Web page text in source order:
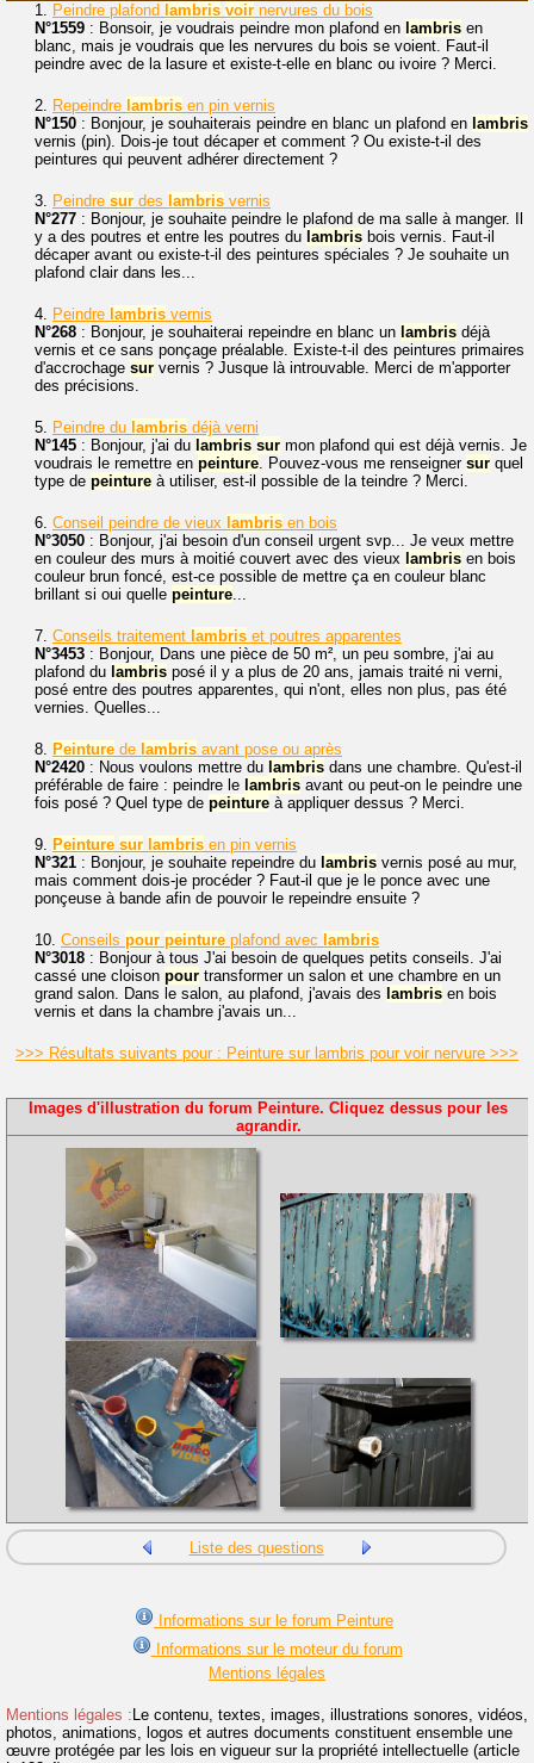
1. Peindre plafond lambris voir nervures du bois
N°1559 : Bonsoir, je voudrais peindre mon plafond en lambris en
blanc, mais je voudrais que les nervures du bois se voient. Faut-il
peindre avec de la lasure et existe-t-elle en blanc ou ivoire ? Merci.
2. Repeindre lambris en pin vernis
N°150 : Bonjour, je souhaiterais peindre en blanc un plafond en lambris
vernis (pin). Dois-je tout décaper et comment ? Ou existe-t-il des
peintures qui peuvent adhérer directement ?
3. Peindre sur des lambris vernis
N°277 : Bonjour, je souhaite peindre le plafond de ma salle à manger. Il
y a des poutres et entre les poutres du lambris bois vernis. Faut-il
décaper avant ou existe-t-il des peintures spéciales ? Je souhaite un
plafond clair dans les...
4. Peindre lambris vernis
N°268 : Bonjour, je souhaiterai repeindre en blanc un lambris déjà
vernis et ce sans ponçage préalable. Existe-t-il des peintures primaires
d'accrochage sur vernis ? Jusque là introuvable. Merci de m'apporter
des précisions.
5. Peindre du lambris déjà verni
N°145 : Bonjour, j'ai du lambris sur mon plafond qui est déjà vernis. Je
voudrais le remettre en peinture. Pouvez-vous me renseigner sur quel
type de peinture à utiliser, est-il possible de la teindre ? Merci.
6. Conseil peindre de vieux lambris en bois
N°3050 : Bonjour, j'ai besoin d'un conseil urgent svp... Je veux mettre
en couleur des murs à moitié couvert avec des vieux lambris en bois
couleur brun foncé, est-ce possible de mettre ça en couleur blanc
brillant si oui quelle peinture...
7. Conseils traitement lambris et poutres apparentes
N°3453 : Bonjour, Dans une pièce de 50 m², un peu sombre, j'ai au
plafond du lambris posé il y a plus de 20 ans, jamais traité ni verni,
posé entre des poutres apparentes, qui n'ont, elles non plus, pas été
vernies. Quelles...
8. Peinture de lambris avant pose ou après
N°2420 : Nous voulons mettre du lambris dans une chambre. Qu'est-il
préférable de faire : peindre le lambris avant ou peut-on le peindre une
fois posé ? Quel type de peinture à appliquer dessus ? Merci.
9. Peinture sur lambris en pin vernis
N°321 : Bonjour, je souhaite repeindre du lambris vernis posé au mur,
mais comment dois-je procéder ? Faut-il que je le ponce avec une
ponçeuse à bande afin de pouvoir le repeindre ensuite ?
10. Conseils pour peinture plafond avec lambris
N°3018 : Bonjour à tous J'ai besoin de quelques petits conseils. J'ai
cassé une cloison pour transformer un salon et une chambre en un
grand salon. Dans le salon, au plafond, j'avais des lambris en bois
vernis et dans la chambre j'avais un...
>>> Résultats suivants pour : Peinture sur lambris pour voir nervure >>>
Images d'illustration du forum Peinture. Cliquez dessus pour les
agrandir.
Liste des questions
Informations sur le forum Peinture
Informations sur le moteur du forum
Mentions légales
Mentions légales : Le contenu, textes, images, illustrations sonores, vidéos,
photos, animations, logos et autres documents constituent ensemble une
œuvre protégée par les lois en vigueur sur la propriété intellectuelle (article